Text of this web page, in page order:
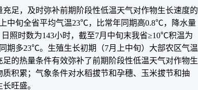
足，及时弥补前期阶段性低温天气对作物生长速度的
中旬全省平均气温23℃，比常年同期高0.8℃，降水量
照时数为143小时，截至7月中旬末我省≥10℃积温为
期多23℃。生殖生长初期（7月上中旬）大部农区气温
的热量条件有效弥补了前期阶段性低温天气对作物生
积累；气象条件对水稻拔节和孕穗、玉米拔节和抽
旺盛。